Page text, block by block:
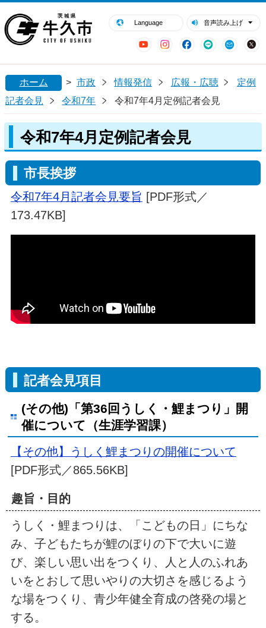
Language 音声読み上げ
YouTubeInstagram
Facebook
LINE Mail
閉じる
ホーム > 市政 情報発信 広報・広聴
定例
記者会見
令和7年 令和7年4月定例記者会見
令和7年4月定例記者会見
市長挨拶
令和7年4月記者会見要旨 [PDF形式／
173.47KB]
記者会見項目
(その他)「第36回うしく・鯉まつり」開
催について（生涯学習課）
【その他】うしく鯉まつりの開催について
[PDF形式／865.56KB]
趣旨・目的
うしく・鯉まつりは、「こどもの日」にちな
み、子どもたちが鯉のぼりの下で大いに遊
び、楽しい思い出をつくり、人と人のふれあ
いをとおして思いやりの大切さを感じるよう
な場をつくり、青少年健全育成の啓発の場と
する。